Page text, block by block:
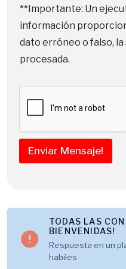
**Importante: Un
información
dato erróneo o falso,
procesada.
Enviar Mensaje!
TODAS LAS
BIENVENIDAS!
Respuesta en un
habiles